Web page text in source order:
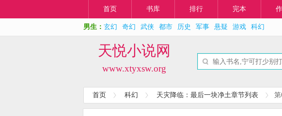
首页 书库 排行 完本
男生： 玄幻 奇幻 武侠 都市 历史 军事 悬疑 游戏 科幻
天悦小说网
www.xtyxsw.org
首页 科幻 天灾降临：最后一块净土章节列表